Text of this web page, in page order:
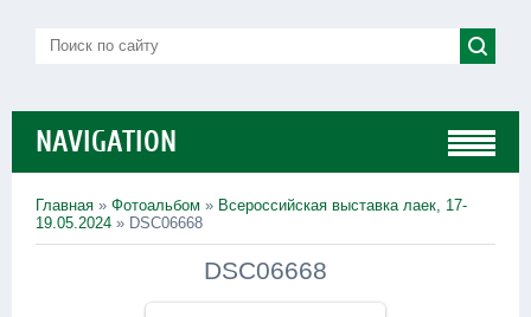
NAVIGATION
Главная » Фотоальбом » Всероссийская выставка лаек, 17-
19.05.2024 » DSC06668
DSC06668